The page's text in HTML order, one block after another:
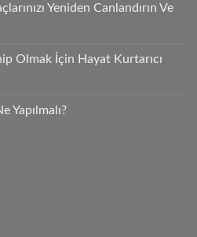
Yeniden Canlandırın Ve
Olmak İçin Hayat Kurtarıcı
Yapılmalı?